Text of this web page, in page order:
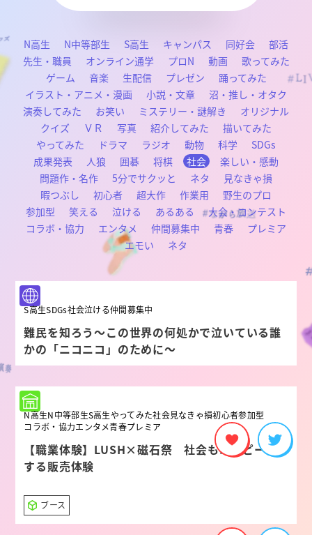
N高生 N中等部生 S高生 キャンパス 同好会
部活
先生・職員
オンライン通学 プロN 動画
歌ってみた
ゲーム
音楽 生配信 プレゼン
踊ってみた
イラスト・アニメ・漫画
小説・文章
沼・推し・オタク
演奏してみた
お笑い ミステリー・謎解き
オリジナル
クイズ
ＶＲ 写真 紹介してみた
描いてみた
やってみた
ドラマ ラジオ 動物 科学
SDGs
成果発表
人狼 囲碁 将棋 社会
楽しい・感動
問題作・名作
5分でサクッと ネタ
見なきゃ損
暇つぶし
初心者 超大作 作業用
野生のプロ
参加型
笑える 泣ける あるある
大会・コンテスト
コラボ・協力
エンタメ 仲間募集中 青春
プレミア
エモい
ネタ
S高生SDGs社会泣ける仲間募集中
難民を知ろう～この世界の何処かで泣いている誰
かの「ニコニコ」のために～
N高生N中等部生S高生やってみた社会見なきゃ損初心者参加型
コラボ・協力エンタメ青春プレミア
【職業体験】LUSH×磁石祭 社会もハッピーに
する販売体験
ブース